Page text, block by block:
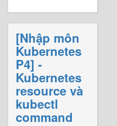
[Nhập môn
Kubernetes
P4] -
Kubernetes
resource và
kubectl
command